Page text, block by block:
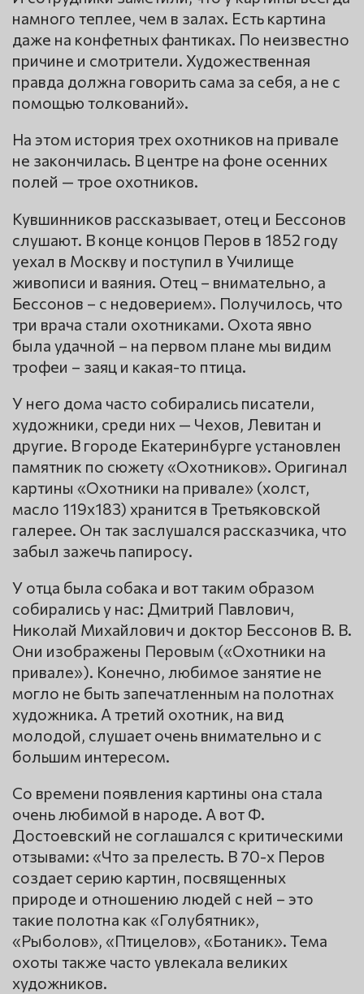
намного теплее, чем в залах. Есть картина
даже на конфетных фантиках. По неизвестно
причине и смотрители. Художественная
правда должна говорить сама за себя, а не с
помощью толкований».
На этом история трех охотников на привале
не закончилась. В центре на фоне осенних
полей — трое охотников.
Кувшинников рассказывает, отец и Бессонов
слушают. В конце концов Перов в 1852 году
уехал в Москву и поступил в Училище
живописи и ваяния. Отец – внимательно, а
Бессонов – с недоверием». Получилось, что
три врача стали охотниками. Охота явно
была удачной – на первом плане мы видим
трофеи – заяц и какая-то птица.
У него дома часто собирались писатели,
художники, среди них — Чехов, Левитан и
другие. В городе Екатеринбурге установлен
памятник по сюжету «Охотников». Оригинал
картины «Охотники на привале» (холст,
масло 119х183) хранится в Третьяковской
галерее. Он так заслушался рассказчика, что
забыл зажечь папиросу.
У отца была собака и вот таким образом
собирались у нас: Дмитрий Павлович,
Николай Михайлович и доктор Бессонов В. В.
Они изображены Перовым («Охотники на
привале»). Конечно, любимое занятие не
могло не быть запечатленным на полотнах
художника. А третий охотник, на вид
молодой, слушает очень внимательно и с
большим интересом.
Со времени появления картины она стала
очень любимой в народе. А вот Ф.
Достоевский не соглашался с критическими
отзывами: «Что за прелесть. В 70-х Перов
создает серию картин, посвященных
природе и отношению людей с ней – это
такие полотна как «Голубятник»,
«Рыболов», «Птицелов», «Ботаник». Тема
охоты также часто увлекала великих
художников.